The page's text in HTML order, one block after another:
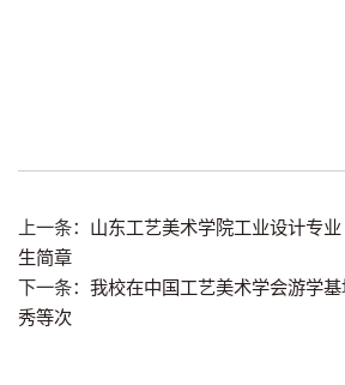
上一条： 山东工艺美术学院工业设计专
生简章
下一条： 我校在中国工艺美术学会游学
秀等次